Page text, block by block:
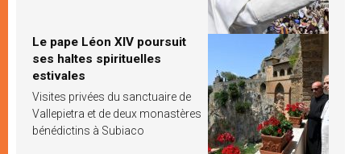
Le pape Léon XIV poursuit
ses haltes spirituelles
estivales
Visites privées du sanctuaire de
Vallepietra et de deux monastères
bénédictins à Subiaco